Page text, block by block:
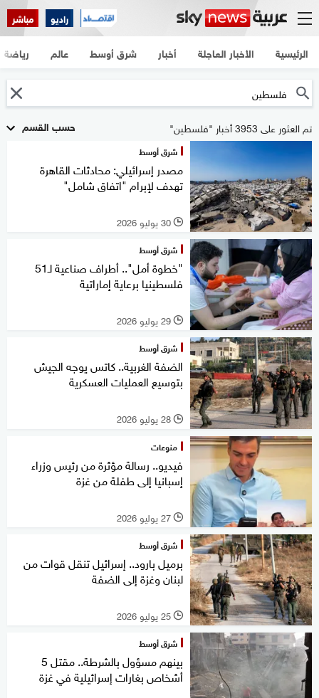
راديو مباشر
الرئيسية الأخبار العاجلة أخبار شرق أوسط عالم رياضة
حسب القسم تم العثور على 3953 أخبار "فلسطين"
شرق أوسط
مصدر إسرائيلي: محادثات القاهرة
تهدف لإبرام "اتفاق شامل"
l 30 يوليو 2026
شرق أوسط
"خطوة أمل".. أطراف صناعية لـ51
فلسطينيا برعاية إماراتية
l 29 يوليو 2026
شرق أوسط
الضفة الغربية.. كاتس يوجه الجيش
بتوسيع العمليات العسكرية
l 28 يوليو 2026
منوعات
فيديو.. رسالة مؤثرة من رئيس وزراء
إسبانيا إلى طفلة من غزة
l 27 يوليو 2026
شرق أوسط
برميل بارود.. إسرائيل تنقل قوات من
لبنان وغزة إلى الضفة
l 25 يوليو 2026
شرق أوسط
بينهم مسؤول بالشرطة.. مقتل 5
أشخاص بغارات إسرائيلية في غزة